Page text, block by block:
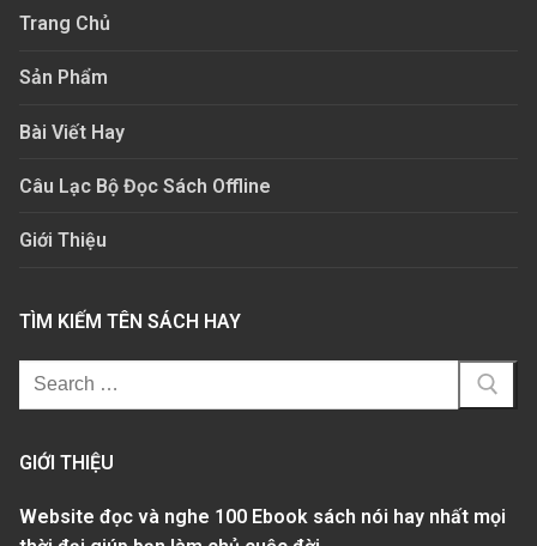
Trang Chủ
Sản Phẩm
Bài Viết Hay
Câu Lạc Bộ Đọc Sách Offline
Giới Thiệu
TÌM KIẾM TÊN SÁCH HAY
GIỚI THIỆU
Website đọc và nghe 100 Ebook sách nói hay nhất mọi